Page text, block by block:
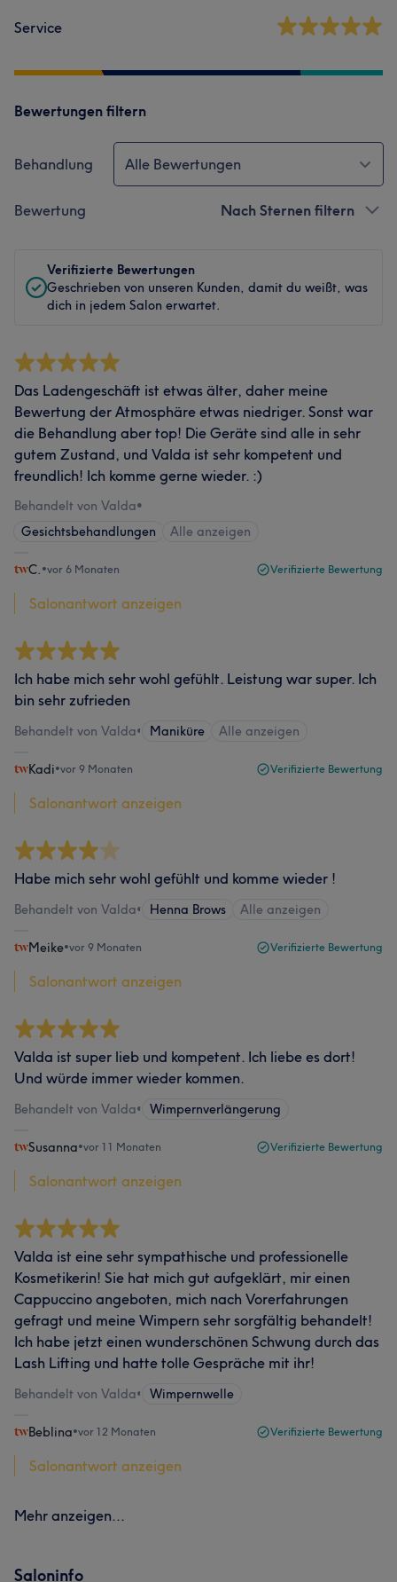
Service
Bewertungen filtern
Behandlung Alle Bewertungen
Bewertung Nach Sternen filtern
Verifizierte Bewertungen
Geschrieben von unseren Kunden, damit du weißt, was
dich in jedem Salon erwartet.
Das Ladengeschäft ist etwas älter, daher meine
Bewertung der Atmosphäre etwas niedriger. Sonst war
die Behandlung aber top! Die Geräte sind alle in sehr
gutem Zustand, und Valda ist sehr kompetent und
freundlich! Ich komme gerne wieder. :)
Behandelt von Valda•
Gesichtsbehandlungen
Alle anzeigen
C. •vor 6 Monaten Verifizierte Bewertung
Salonantwort anzeigen
Ich habe mich sehr wohl gefühlt. Leistung war super. Ich
bin sehr zufrieden
Behandelt von Valda• Maniküre Alle anzeigen
Kadi•vor 9 Monaten Verifizierte Bewertung
Salonantwort anzeigen
Habe mich sehr wohl gefühlt und komme wieder !
Behandelt von Valda• Henna Brows Alle anzeigen
Meike•vor 9 Monaten Verifizierte Bewertung
Salonantwort anzeigen
Valda ist super lieb und kompetent. Ich liebe es dort!
Und würde immer wieder kommen.
Behandelt von Valda• Wimpernverlängerung
Susanna•vor 11 Monaten Verifizierte Bewertung
Salonantwort anzeigen
Valda ist eine sehr sympathische und professionelle
Kosmetikerin! Sie hat mich gut aufgeklärt, mir einen
Cappuccino angeboten, mich nach Vorerfahrungen
gefragt und meine Wimpern sehr sorgfältig behandelt!
Ich habe jetzt einen wunderschönen Schwung durch das
Lash Lifting und hatte tolle Gespräche mit ihr!
Behandelt von Valda• Wimpernwelle
Beblina•vor 12 Monaten Verifizierte Bewertung
Salonantwort anzeigen
Mehr anzeigen...
Saloninfo